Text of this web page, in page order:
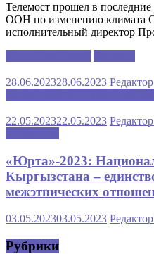
Телемост прошел в
ООН по изменению климата
исполнительный директор
28.06.202328.06.2023 Редактор
22.05.202322.05.2023 Редактор
«Юрта»-2023:
Кыргызстана –
межэтнических
03.05.202303.05.2023 Редактор
Рубрики